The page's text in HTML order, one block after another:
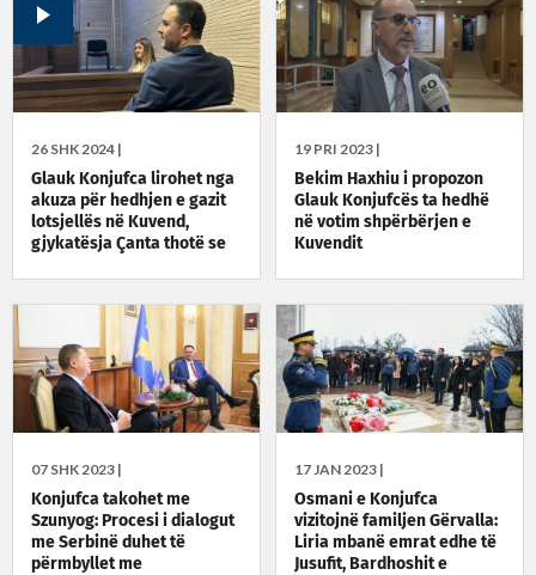
26 SHK 2024 |
Glauk Konjufca lirohet nga
akuza për hedhjen e gazit
lotsjellës në Kuvend,
gjykatësja Çanta thotë se
19 PRI 2023 |
Bekim Haxhiu i propozon
Glauk Konjufcës ta hedhë
në votim shpërbërjen e
Kuvendit
07 SHK 2023 |
Konjufca takohet me
Szunyog: Procesi i dialogut
me Serbinë duhet të
përmbyllet me
17 JAN 2023 |
Osmani e Konjufca
vizitojnë familjen Gërvalla:
Liria mbanë emrat edhe të
Jusufit, Bardhoshit e